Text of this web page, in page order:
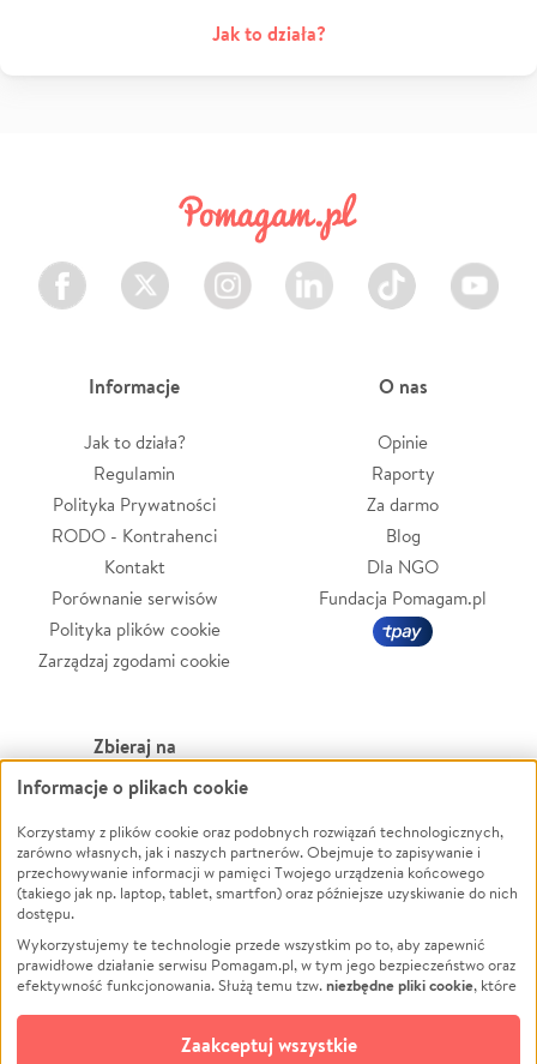
Jak to działa?
Facebook Twitter Instagram LinkedIn TikTok Youtube
Informacje
Jak to działa?
Regulamin
Polityka Prywatności
RODO - Kontrahenci
Kontakt
Porównanie serwisów
Polityka plików cookie
Zarządzaj zgodami cookie
O nas
Opinie
Raporty
Za darmo
Blog
Dla NGO
Fundacja Pomagam.pl
Zbieraj na
Leczenie
Zwierzęta
Pożar
Ukraina
Pomoc Finansowa
Projekty
Pogrzeb
Społeczność lokalna
Powódź
Wichura
NGO
Edukacja
Podróż
Impreza
Ochrona środowiska
Informacje o plikach cookie
Korzystamy z plików cookie oraz podobnych rozwiązań technologicznych,
zarówno własnych, jak i naszych partnerów. Obejmuje to zapisywanie i
przechowywanie informacji w pamięci Twojego urządzenia końcowego
(takiego jak np. laptop, tablet, smartfon) oraz późniejsze uzyskiwanie do nich
dostępu.
Wykorzystujemy te technologie przede wszystkim po to, aby zapewnić
prawidłowe działanie serwisu Pomagam.pl, w tym jego bezpieczeństwo oraz
efektywność funkcjonowania. Służą temu tzw.niezbędne pliki cookie, które
opcjonalnych plików cookie
technologii do celów analitycznych i retargetingowych. Możesz wyrazić
Zaakceptuj wszystkie